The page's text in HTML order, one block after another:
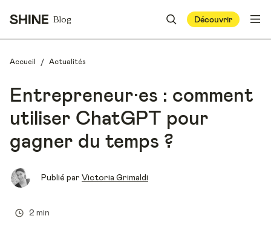
Blog Découvrir
Accueil / Actualités
Entrepreneur·es : comment
utiliser ChatGPT pour
gagner du temps ?
Publié par Victoria Grimaldi
2 min